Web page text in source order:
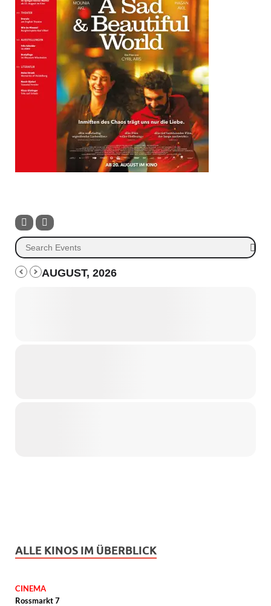
AUGUST, 2026
ALLE KINOS IM ÜBERBLICK
CINEMA
Rossmarkt 7